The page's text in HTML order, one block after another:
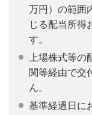
万円）の範囲
じる配当所得
す。
上場株式等
関等経由で交
ん。
基準経過日に